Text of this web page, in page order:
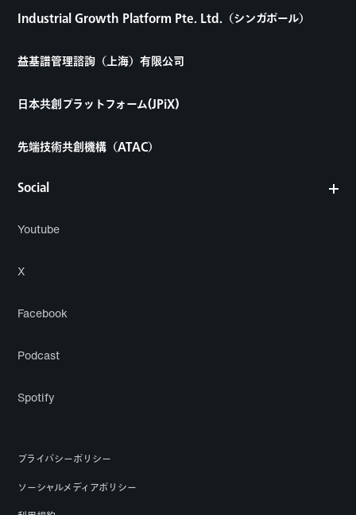
Social
Youtube
X
Facebook
Podcast
Spotify
Industrial Growth Platform Pte. Ltd.（シンガポール）
益基譜管理諮詢（上海）有限公司
日本共創プラットフォーム(JPiX)
先端技術共創機構（ATAC）
プライバシーポリシー
ソーシャルメディアポリシー